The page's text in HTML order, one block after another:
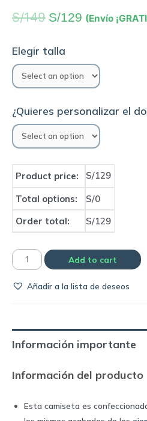
S/149 S/129 (Envío
Elegir talla
¿Quieres personalizar el
Product price: S/129
Total options:
S/0
Order total:
S/129
Camiseta
de
home
|
quantity
Add to cart
Añadir a la lista de deseos
Información importante
Información del producto
Esta camiseta es